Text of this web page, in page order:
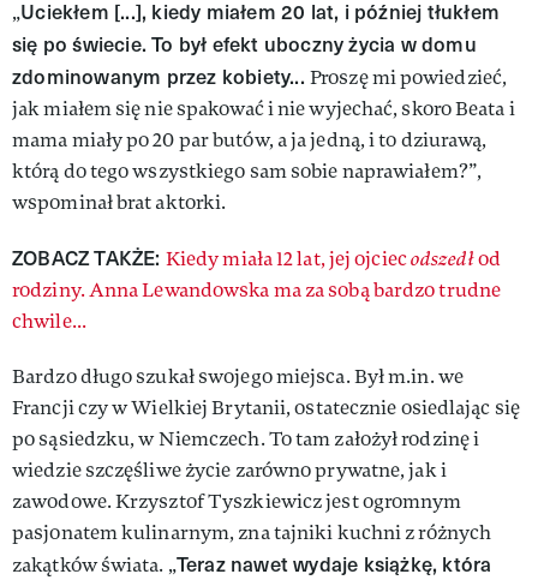
„Uciekłem [...], kiedy miałem 20 lat, i później tłukłem
się po świecie. To był efekt uboczny życia w domu
zdominowanym przez kobiety... Proszę mi powiedzieć,
jak miałem się nie spakować i nie wyjechać, skoro Beata i
mama miały po 20 par butów, a ja jedną, i to dziurawą,
którą do tego wszystkiego sam sobie naprawiałem?”,
wspominał brat aktorki.
ZOBACZ TAKŻE: Kiedy miała 12 lat, jej ojciecodszedłod
rodziny. Anna Lewandowska ma za sobą bardzo trudne
chwile...
Bardzo długo szukał swojego miejsca. Był m.in. we
Francji czy w Wielkiej Brytanii, ostatecznie osiedlając się
po sąsiedzku, w Niemczech. To tam założył rodzinę i
wiedzie szczęśliwe życie zarówno prywatne, jak i
zawodowe. Krzysztof Tyszkiewicz jest ogromnym
pasjonatem kulinarnym, zna tajniki kuchni z różnych
zakątków świata. „Teraz nawet wydaje książkę, która